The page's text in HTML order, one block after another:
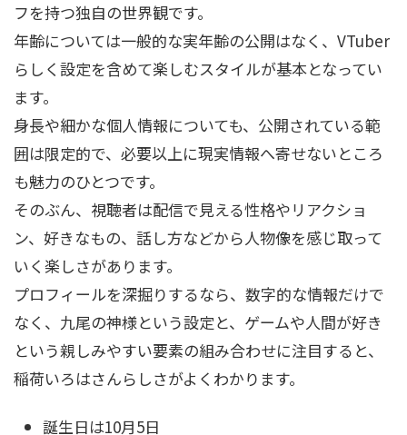
フを持つ独自の世界観です。
年齢については一般的な実年齢の公開はなく、VTuber
らしく設定を含めて楽しむスタイルが基本となってい
ます。
身長や細かな個人情報についても、公開されている範
囲は限定的で、必要以上に現実情報へ寄せないところ
も魅力のひとつです。
そのぶん、視聴者は配信で見える性格やリアクショ
ン、好きなもの、話し方などから人物像を感じ取って
いく楽しさがあります。
プロフィールを深掘りするなら、数字的な情報だけで
なく、九尾の神様という設定と、ゲームや人間が好き
という親しみやすい要素の組み合わせに注目すると、
稲荷いろはさんらしさがよくわかります。
誕生日は10月5日